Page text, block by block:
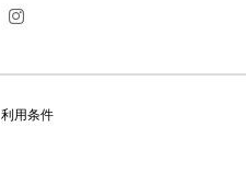
利用条件